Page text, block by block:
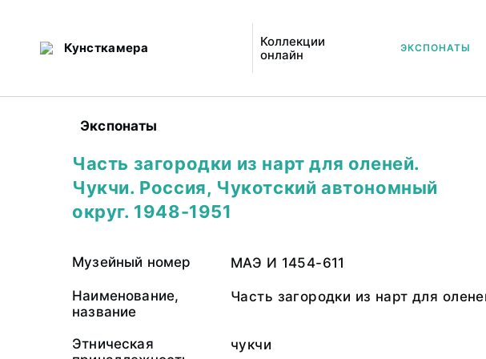
Кунсткамера
Коллекции
онлайн
ЭКСПОНАТЫ
Экспонаты
Часть загородки из нарт для оленей.
Чукчи. Россия, Чукотский автономный
округ. 1948-1951
Музейный номер МАЭ И 1454-611
Наименование,
название
Часть загородки из нарт для
Этническая
чукчи